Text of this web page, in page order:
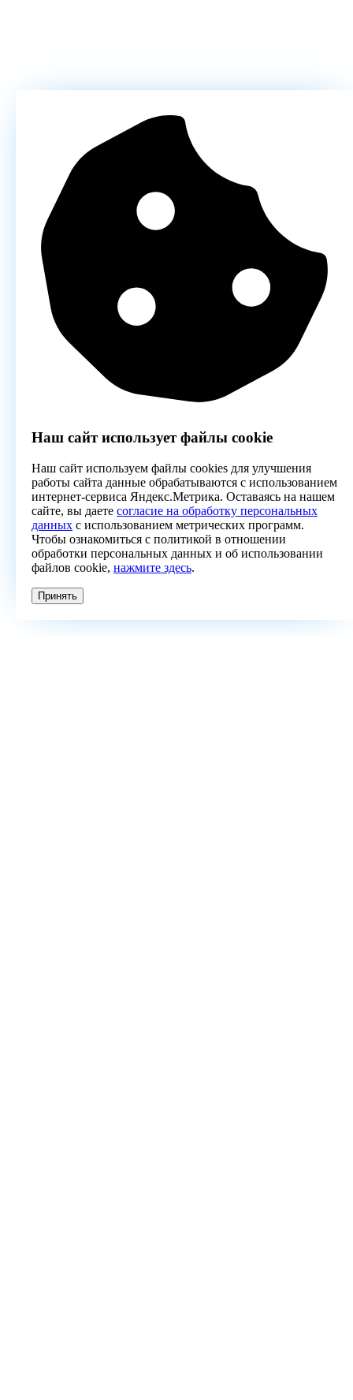
Наш сайт использует файлы cookie
Наш сайт используем файлы cookies для улучшения
работы сайта данные обрабатываются с использованием
интернет-сервиса Яндекс.Метрика. Оставаясь на нашем
сайте, вы даете согласие на обработку персональных
данных с использованием метрических программ.
Чтобы ознакомиться с политикой в отношении
обработки персональных данных и об использовании
файлов cookie, нажмите здесь.
Принять